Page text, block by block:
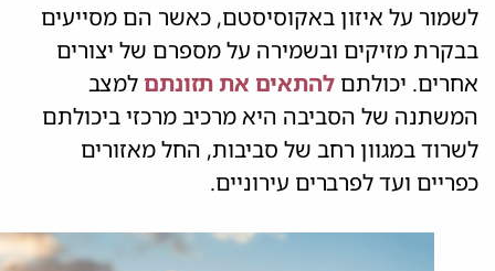
לשמור על איזון באקוסיסטם, כאשר הם מסייעים
בבקרת מזיקים ובשמירה על מספרם של יצורים
אחרים. יכולתם להתאים את תזונתם למצב
המשתנה של הסביבה היא מרכיב מרכזי ביכולתם
לשרוד במגוון רחב של סביבות, החל מאזורים
כפריים ועד לפרברים עירוניים.